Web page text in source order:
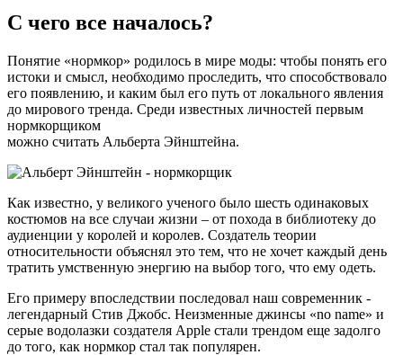
С чего все началось?
Понятие «нормкор» родилось в мире моды: чтобы понять его
истоки и смысл, необходимо проследить, что способствовало
его появлению, и каким был его путь от локального явления
до мирового тренда. Среди известных личностей первым
нормкорщиком
можно считать Альберта Эйнштейна.
Как известно, у великого ученого было шесть одинаковых
костюмов на все случаи жизни – от похода в библиотеку до
аудиенции у королей и королев. Создатель теории
относительности объяснял это тем, что не хочет каждый день
тратить умственную энергию на выбор того, что ему одеть.
Его примеру впоследствии последовал наш современник -
легендарный Стив Джобс. Неизменные джинсы «no name» и
серые водолазки создателя Apple стали трендом еще задолго
до того, как нормкор стал так популярен.